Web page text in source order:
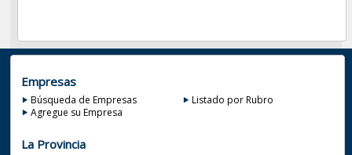
Empresas
Búsqueda de Empresas
Listado por Rubro
Agregue su Empresa
La Provincia